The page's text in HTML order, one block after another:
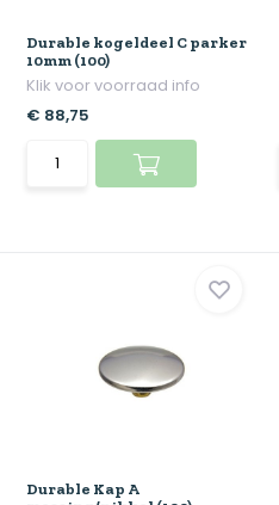
Durable kogeldeel C parker
10mm (100)
Klik voor voorraad info
€ 88,75
Durable Kap A